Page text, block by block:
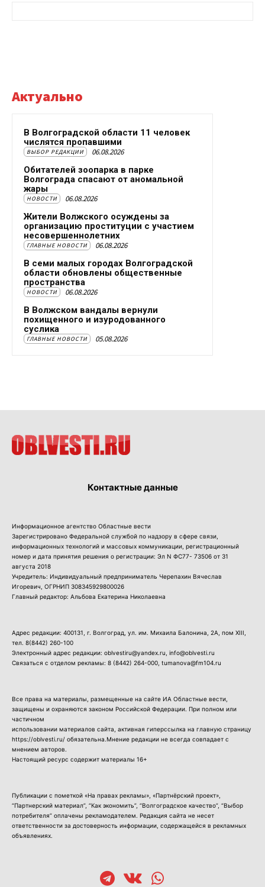
Актуально
В Волгоградской области 11 человек
числятся пропавшими
ВЫБОР РЕДАКЦИИ 06.08.2026
Обитателей зоопарка в парке
Волгограда спасают от аномальной
жары
НОВОСТИ 06.08.2026
Жители Волжского осуждены за
организацию проституции с участием
несовершеннолетних
ГЛАВНЫЕ НОВОСТИ 06.08.2026
В семи малых городах Волгоградской
области обновлены общественные
пространства
НОВОСТИ 06.08.2026
В Волжском вандалы вернули
похищенного и изуродованного
суслика
ГЛАВНЫЕ НОВОСТИ 05.08.2026
Контактные данные
Информационное агентство Областные вести
Зарегистрировано Федеральной службой по надзору в сфере связи,
информационных технологий и массовых коммуникации, регистрационный
номер и дата принятия решения о регистрации: Эл N ФС77- 73506 от 31
августа 2018
Учредитель: Индивидуальный предприниматель Черепахин Вячеслав
Игоревич, ОГРНИП 308345929800026
Главный редактор: Альбова Екатерина Николаевна
Адрес редакции: 400131, г. Волгоград, ул. им. Михаила Балонина, 2А, пом XIII,
тел. 8(8442) 260-100
Электронный адрес редакции: oblvestiru@yandex.ru, info@oblvesti.ru
Связаться с отделом рекламы: 8 (8442) 264-000 , tumanova@fm104.ru
Все права на материалы, размещенные на сайте ИА Областные вести,
защищены и охраняются законом Российской Федерации. При полном или
частичном
использовании материалов сайта, активная гиперссылка на главную страницу
https://oblvesti.ru/ обязательна.Мнение редакции не всегда совпадает с
мнением авторов.
Настоящий ресурс содержит материалы 16+
Публикации с пометкой «На правах рекламы», «Партнёрский проект»,
“Партнерский материал”, “Как экономить”, “Волгоградское качество”, “Выбор
потребителя” оплачены рекламодателем. Редакция сайта не несет
ответственности за достоверность информации, содержащейся в рекламных
объявлениях.